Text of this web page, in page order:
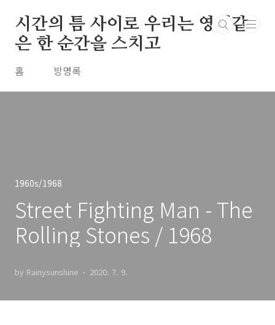
시간의 틈 사이로 우리는 영원같
은 한 순간을 스치고
홈 방명록
1960s/1968
Street Fighting Man - The
Rolling Stones / 1968
by Rainysunshine 2020. 7. 9.